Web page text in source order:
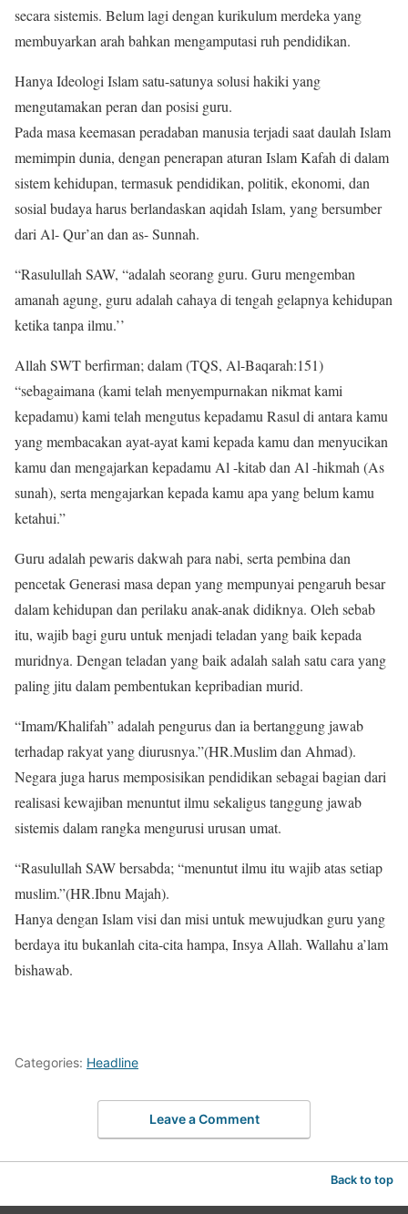
secara sistemis. Belum lagi dengan kurikulum merdeka yang
membuyarkan arah bahkan mengamputasi ruh pendidikan.
Hanya Ideologi Islam satu-satunya solusi hakiki yang
mengutamakan peran dan posisi guru.
Pada masa keemasan peradaban manusia terjadi saat daulah Islam
memimpin dunia, dengan penerapan aturan Islam Kafah di dalam
sistem kehidupan, termasuk pendidikan, politik, ekonomi, dan
sosial budaya harus berlandaskan aqidah Islam, yang bersumber
dari Al- Qur’an dan as- Sunnah.
“Rasulullah SAW, “adalah seorang guru. Guru mengemban
amanah agung, guru adalah cahaya di tengah gelapnya kehidupan
ketika tanpa ilmu.’’
Allah SWT berfirman; dalam (TQS, Al-Baqarah:151)
“sebagaimana (kami telah menyempurnakan nikmat kami
kepadamu) kami telah mengutus kepadamu Rasul di antara kamu
yang membacakan ayat-ayat kami kepada kamu dan menyucikan
kamu dan mengajarkan kepadamu Al -kitab dan Al -hikmah (As
sunah), serta mengajarkan kepada kamu apa yang belum kamu
ketahui.”
Guru adalah pewaris dakwah para nabi, serta pembina dan
pencetak Generasi masa depan yang mempunyai pengaruh besar
dalam kehidupan dan perilaku anak-anak didiknya. Oleh sebab
itu, wajib bagi guru untuk menjadi teladan yang baik kepada
muridnya. Dengan teladan yang baik adalah salah satu cara yang
paling jitu dalam pembentukan kepribadian murid.
“Imam/Khalifah” adalah pengurus dan ia bertanggung jawab
terhadap rakyat yang diurusnya.”(HR.Muslim dan Ahmad).
Negara juga harus memposisikan pendidikan sebagai bagian dari
realisasi kewajiban menuntut ilmu sekaligus tanggung jawab
sistemis dalam rangka mengurusi urusan umat.
“Rasulullah SAW bersabda; “menuntut ilmu itu wajib atas setiap
muslim.”(HR.Ibnu Majah).
Hanya dengan Islam visi dan misi untuk mewujudkan guru yang
berdaya itu bukanlah cita-cita hampa, Insya Allah. Wallahu a’lam
bishawab.
Categories: Headline
Leave a Comment
Back to top